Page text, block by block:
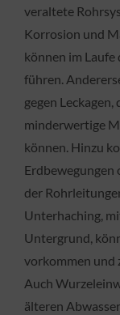
veraltete
Korrosion und
können im
führen.
gegen
minderwertige
können. Hinzu
Erdbewegungen
der
Unterhaching,
Untergrund,
vorkommen und
Auch
älteren